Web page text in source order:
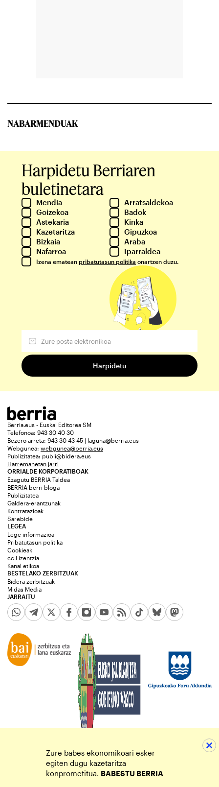
NABARMENDUAK
Harpidetu Berriaren
buletinetara
Mendia
Arratsaldekoa
Goizekoa
Badok
Astekaria
Kinka
Kazetaritza
Gipuzkoa
Bizkaia
Araba
Nafarroa
Iparraldea
Izena ematean pribatutasun politika onartzen duzu.
Berria.eus - Euskal Editorea SM
Telefonoa: 943 30 40 30
Bezero arreta: 943 30 43 45 | laguna@berria.eus
Webgunea: webgunea@berria.eus
Publizitatea: publi@bidera.eus
Harremanetan jarri
ORRIALDE KORPORATIBOAK
Ezagutu BERRIA Taldea
BERRIA berri bloga
Publizitatea
Galdera-erantzunak
Kontratazioak
Sarebide
JARRAITU
LEGEA
Lege informazioa
Pribatutasun politika
Cookieak
cc Lizentzia
Kanal etikoa
BESTELAKO ZERBITZUAK
Bidera zerbitzuak
Midas Media
Zure babes ekonomikoari esker
egiten dugu kazetaritza
konprometitua. BABESTU BERRIA